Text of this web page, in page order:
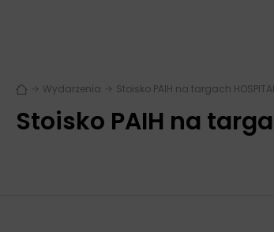
Wydarzenia Stoisko PAIH na targach
Stoisko PAIH na